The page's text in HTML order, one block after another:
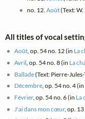
no. 12. Août(Text:
All titles of vocal
Août, op. 54 no. 12 (in La
Avril , op. 54 no. 8 (in La
Ballade(Text: Pierre-
Décembre, op. 54 no. 4 (in
Février, op. 54 no. 6 (in La
J'ai dans mon cœur, op.